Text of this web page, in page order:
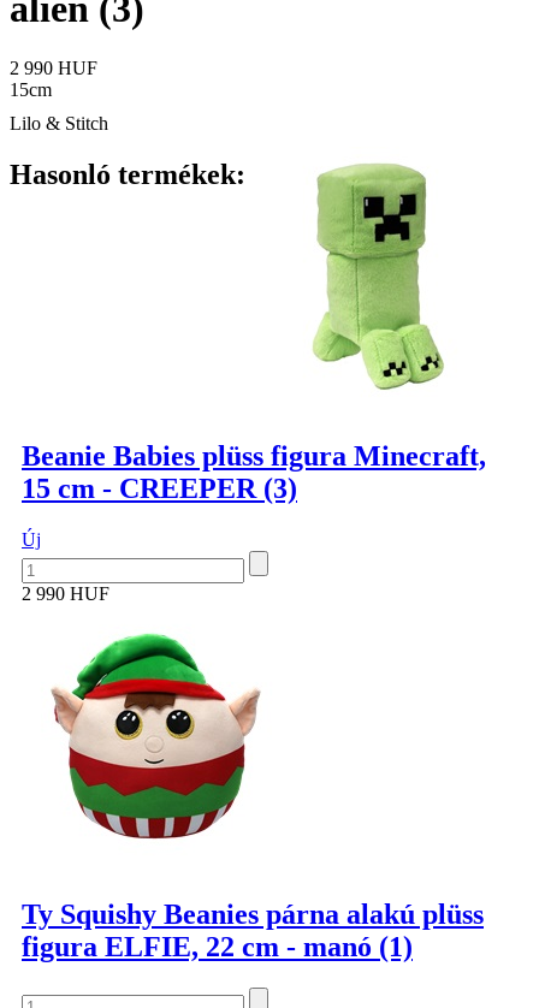
alien (3)
2 990 HUF
15cm
Lilo & Stitch
Hasonló termékek:
Beanie Babies plüss figura Minecraft,
15 cm - CREEPER (3)
Új
2 990 HUF
Ty Squishy Beanies párna alakú plüss
figura ELFIE, 22 cm - manó (1)